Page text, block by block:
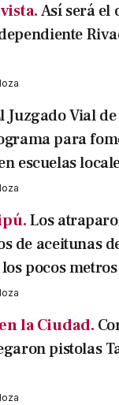
Así será el
Juzgado Vial
para
escuelas
Los
de aceitunas
pocos metros
la Ciudad.
pistolas